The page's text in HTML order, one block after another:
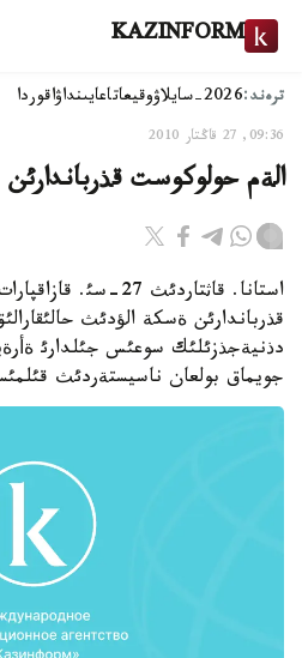
KAZINFORM
ترەند:2026-سايلاۋ وقيعاتاعايىنداۋاقوردا
09:36, 27 قاڭتار 2010
الةم حولوكوست
استانا. قاثتاردئث
قذرباندارئن ةسكة الؤدئث
دذنيةجذزئلئك سوعئس جئلدارئ
جويماق بولعان ناسيستةردئث